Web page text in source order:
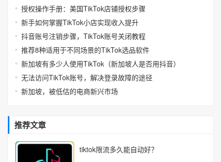
授权操作手册：美国TikTok店铺授权步骤
新手如何掌握TikTok小店实现收入提升
抖音账号注销步骤，TikTok账号关闭教程
推荐8种适用于不同场景的TikTok选品软件
新加坡有多少人使用TikTok（新加坡人是否用抖音）
无法访问TikTok账号，解决登录故障的途径
新加坡，被低估的电商新兴市场
推荐文章
tiktok限流多久能自动好？